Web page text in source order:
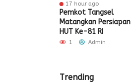
17 hour ago
Pemkot Tangsel
Matangkan Persiapan
HUT Ke-81 RI
1 Admin
Trending